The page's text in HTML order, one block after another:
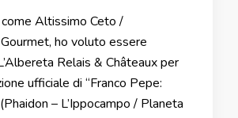
Altissimo Ceto /
ho voluto essere
Relais & Châteaux per
ufficiale di “Franco Pepe:
– L’Ippocampo / Planeta